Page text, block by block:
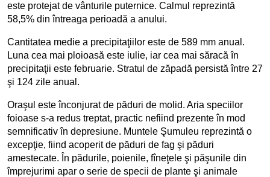
este protejat de vânturile puternice. Calmul reprezintă
58,5% din întreaga perioadă a anului.
Cantitatea medie a precipitaţiilor este de 589 mm anual.
Luna cea mai ploioasă este iulie, iar cea mai săracă în
precipitaţii este februarie. Stratul de zăpadă persistă între 27
şi 124 zile anual.
Oraşul este înconjurat de păduri de molid. Aria speciilor
foioase s-a redus treptat, practic nefiind prezente în mod
semnificativ în depresiune. Muntele Şumuleu reprezintă o
excepţie, fiind acoperit de păduri de fag şi păduri
amestecate. În pădurile, poienile, fîneţele şi păşunile din
împrejurimi apar o serie de specii de plante şi animale